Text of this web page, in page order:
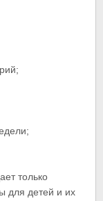
только
для детей и их